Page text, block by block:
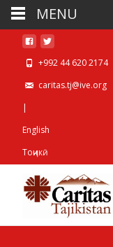
+992 44 620 2174
caritas.tj@ive.org
|
English
Тоҷикӣ
MENU